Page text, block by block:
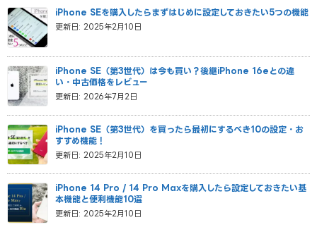
更新日: 2025年2月10日
iPhone SEを購入したらまずはじめに設定しておきたい5つの機能
更新日: 2026年7月2日
iPhone SE（第3世代）は今も買い？後継iPhone 16eとの違
い・中古価格をレビュー
更新日: 2025年2月10日
iPhone SE（第3世代）を買ったら最初にするべき10の設定・お
すすめ機能！
更新日: 2025年2月10日
iPhone 14 Pro / 14 Pro Maxを購入したら設定しておきたい基
本機能と便利機能10選